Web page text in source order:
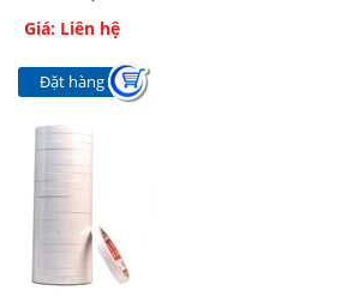
Giá: Liên hệ
Đặt hàng